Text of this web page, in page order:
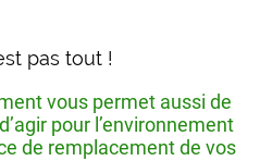
pas tout !
vous permet aussi de
pour l’environnement
de remplacement de vos